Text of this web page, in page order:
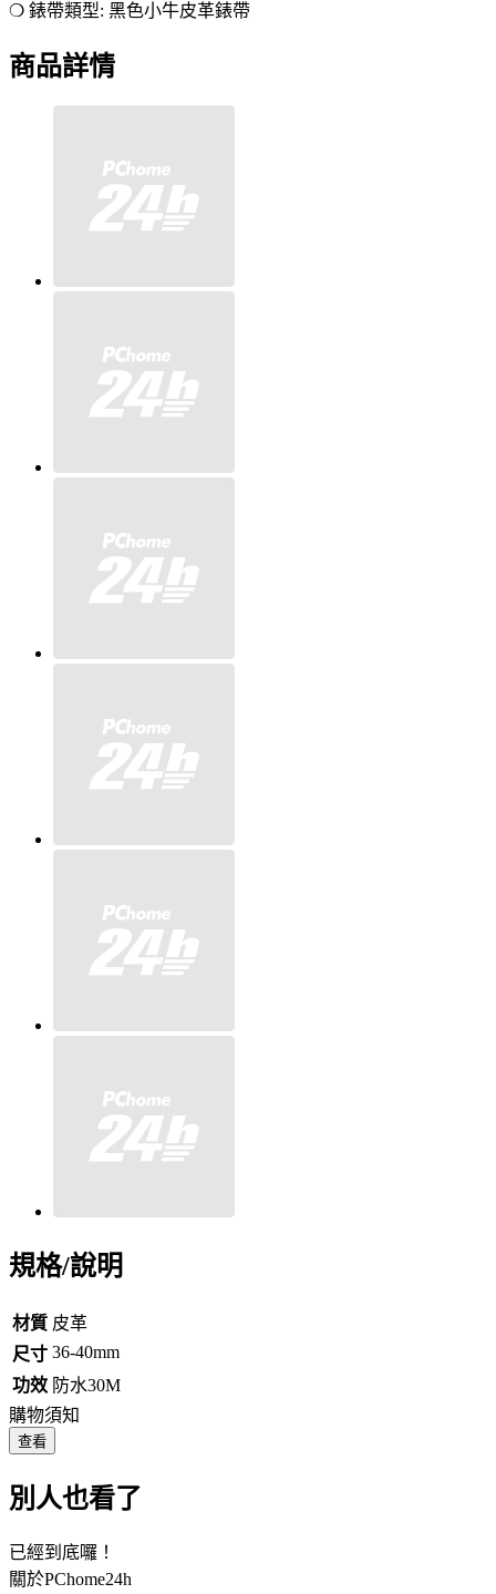
❍ 錶帶類型: 黑色小牛皮革錶帶
商品詳情
規格/說明
材質 皮革
尺寸 36-40mm
功效 防水30M
購物須知
查看
別人也看了
已經到底囉！
關於PChome24h